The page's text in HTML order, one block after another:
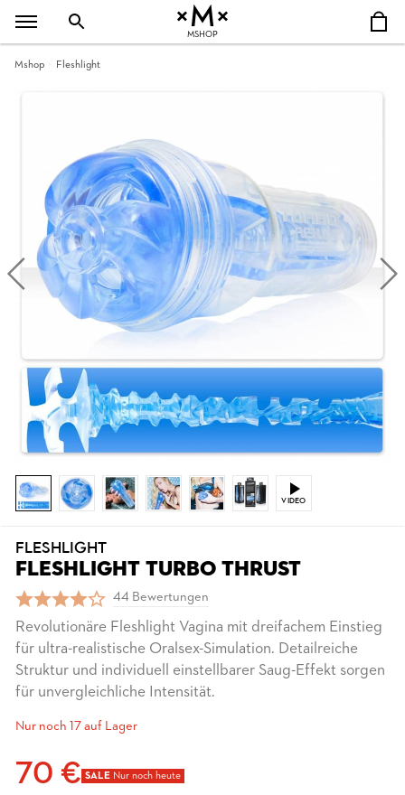
MSHOP
Mshop Fleshlight
VIDEO
FLESHLIGHT
FLESHLIGHT TURBO THRUST
44 Bewertungen
Revolutionäre Fleshlight Vagina mit dreifachem Einstieg
für ultra-realistische Oralsex-Simulation. Detailreiche
Struktur und individuell einstellbarer Saug-Effekt sorgen
für unvergleichliche Intensität.
Nur noch 17 auf Lager
70 € SALE Nur noch heute